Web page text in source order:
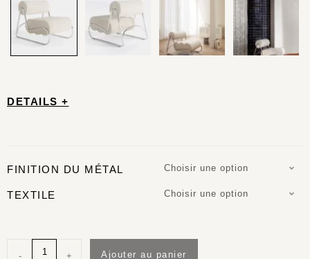
DETAILS +
FINITION DU MÉTAL Choisir une option
TEXTILE Choisir une option
- + Ajouter au panier